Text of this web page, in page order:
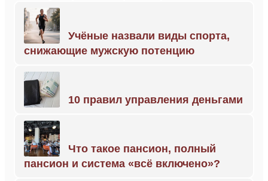
Учёные назвали виды спорта,
снижающие мужскую потенцию
10 правил управления деньгами
Что такое пансион, полный
пансион и система «всё включено»?